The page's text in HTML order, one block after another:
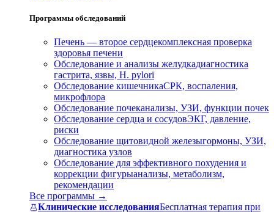
Программы обследований
Печень — второе сердцекомплексная проверка
здоровья печени
Обследование и анализы желудкадиагностика
гастрита, язвы, H. pylori
Обследование кишечникаСРК, воспаления,
микрофлора
Обследование почеканализы, УЗИ, функции почек
Обследование сердца и сосудовЭКГ, давление,
риски
Обследование щитовидной железыгормоны, УЗИ,
диагностика узлов
Обследование для эффективного похудения и
коррекции фигурыанализы, метаболизм,
рекомендации
Все программы →
Клинические исследованияБесплатная терапия при